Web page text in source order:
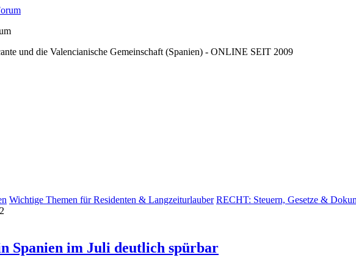
und die Valencianische Gemeinschaft (Spanien) - ONLINE SEIT 2009
Wichtige Themen für Residenten & Langzeiturlauber RECHT: Steuern, Gesetze &
Spanien im Juli deutlich spürbar